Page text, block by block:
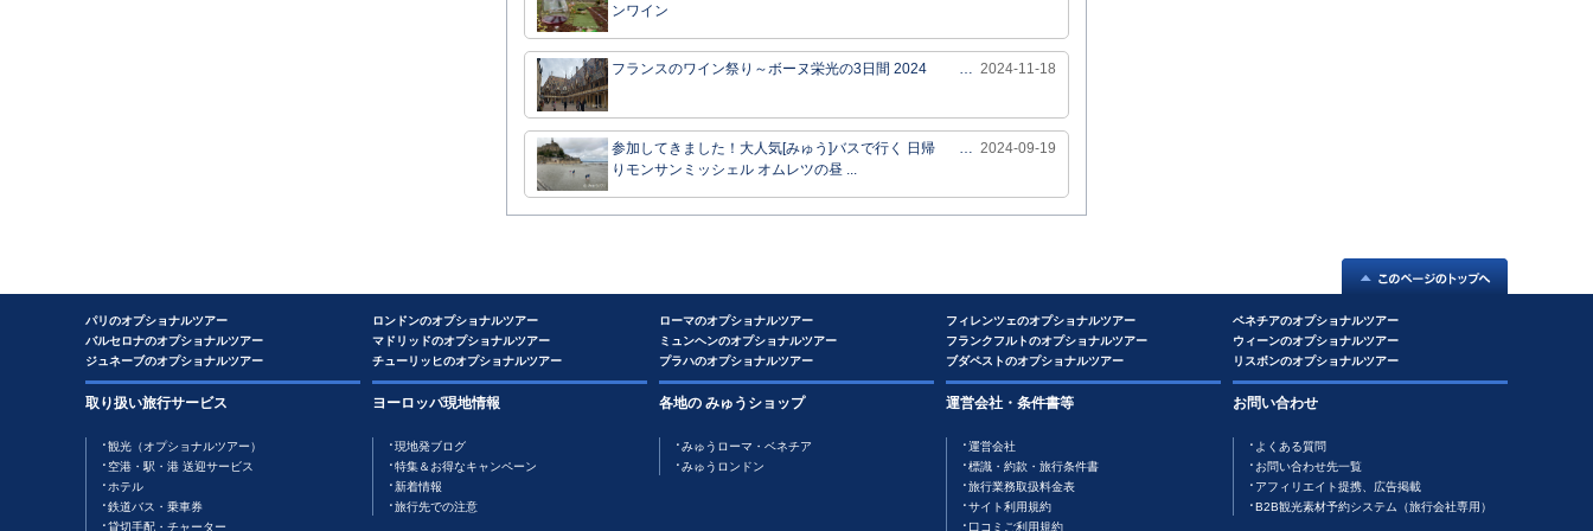
ンワイン
フランスのワイン祭り～ボーヌ栄光の3日間 2024 … 2024-11-18
参加してきました！大人気[みゅう]バスで行く 日帰
りモンサンミッシェル オムレツの昼 ...
… 2024-09-19
パリのオプショナルツアー
バルセロナのオプショナルツアー
ジュネーブのオプショナルツアー
ロンドンのオプショナルツアー
マドリッドのオプショナルツアー
チューリッヒのオプショナルツアー
ローマのオプショナルツアー
ミュンヘンのオプショナルツアー
プラハのオプショナルツアー
フィレンツェのオプショナルツアー
フランクフルトのオプショナルツアー
ブダペストのオプショナルツアー
ベネチアのオプショナルツアー
ウィーンのオプショナルツアー
リスボンのオプショナルツアー
取り扱い旅行サービス
観光（オプショナルツアー）
空港・駅・港 送迎サービス
ホテル
鉄道バス・乗車券
貸切手配・チャーター
ヨーロッパ現地情報
現地発ブログ
特集＆お得なキャンペーン
新着情報
旅行先での注意
各地の みゅうショップ
みゅうローマ・ベネチア
みゅうロンドン
運営会社・条件書等
運営会社
標識・約款・旅行条件書
旅行業務取扱料金表
サイト利用規約
口コミご利用規約
お問い合わせ
よくある質問
お問い合わせ先一覧
アフィリエイト提携、広告掲載
B2B観光素材予約システム（旅行会社専用）